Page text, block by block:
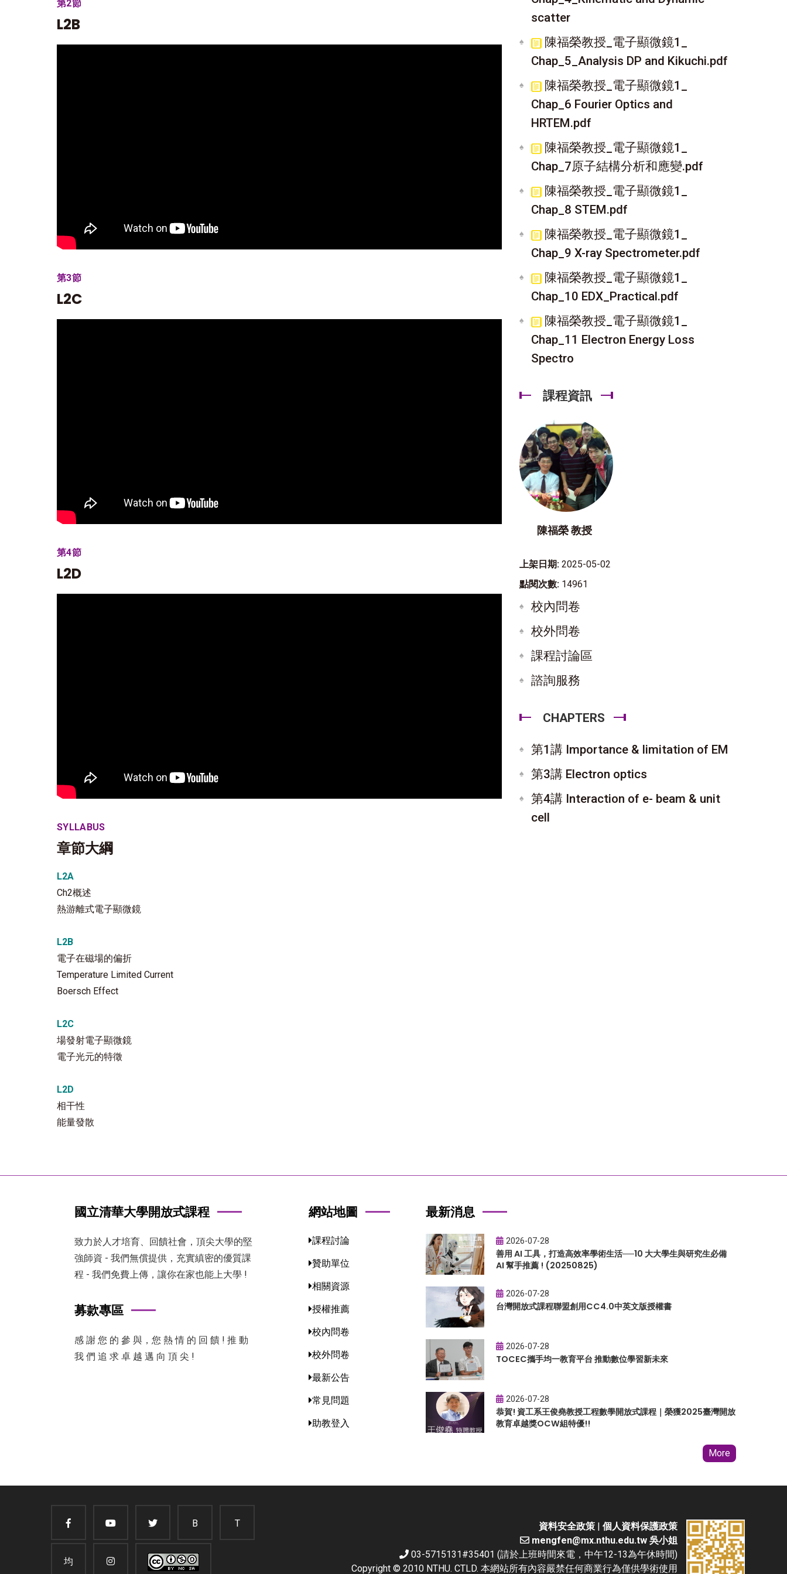
第2節
L2B
第3節
L2C
第4節
L2D
SYLLABUS
章節大綱
L2A
Ch2概述
熱游離式電子顯微鏡
L2B
電子在磁場的偏折
Temperature Limited Current
Boersch Effect
L2C
場發射電子顯微鏡
電子光元的特徵
L2D
相干性
能量發散
scatter
陳福榮教授_電子顯微鏡1_
Chap_5_Analysis DP and Kikuchi.pdf
陳福榮教授_電子顯微鏡1_
Chap_6 Fourier Optics and
HRTEM.pdf
陳福榮教授_電子顯微鏡1_
Chap_7原子結構分析和應變.pdf
陳福榮教授_電子顯微鏡1_
Chap_8 STEM.pdf
陳福榮教授_電子顯微鏡1_
Chap_9 X-ray Spectrometer.pdf
陳福榮教授_電子顯微鏡1_
Chap_10 EDX_Practical.pdf
陳福榮教授_電子顯微鏡1_
Chap_11 Electron Energy Loss
Spectro
課程資訊
陳福榮 教授
上架日期: 2025-05-02
點閱次數: 14961
校內問卷
校外問卷
課程討論區
諮詢服務
CHAPTERS
第1講 Importance & limitation of EM
第3講 Electron optics
第4講 Interaction of e- beam & unit
cell
國立清華大學開放式課程
致力於人才培育、回饋社會，頂尖大學的堅
強師資 - 我們無償提供，充實縝密的優質課
程 - 我們免費上傳，讓你在家也能上大學 !
募款專區
感 謝 您 的 參 與，您 熱 情 的 回 饋 ! 推 動
我 們 追 求 卓 越 邁 向 頂 尖 !
網站地圖
課程討論
贊助單位
相關資源
授權推薦
校內問卷
校外問卷
最新公告
常見問題
助教登入
最新消息
2026-07-28
善用 AI 工具，打造高效率學術生活──10 大大學生與研究生必備
AI 幫手推薦 ! (20250825)
2026-07-28
台灣開放式課程聯盟創用CC4.0中英文版授權書
2026-07-28
TOCEC攜手均一教育平台 推動數位學習新未來
2026-07-28
恭賀! 資工系王俊堯教授工程數學開放式課程｜榮獲2025臺灣開放
教育卓越獎OCW組特優!!
More
B T
均
資料安全政策 | 個人資料保護政策
mengfen@mx.nthu.edu.tw 吳小姐
03-5715131#35401 (請於上班時間來電，中午12-13為午休時間)
Copyright © 2010 NTHU. CTLD. 本網站所有內容嚴禁任何商業行為僅供學術使用